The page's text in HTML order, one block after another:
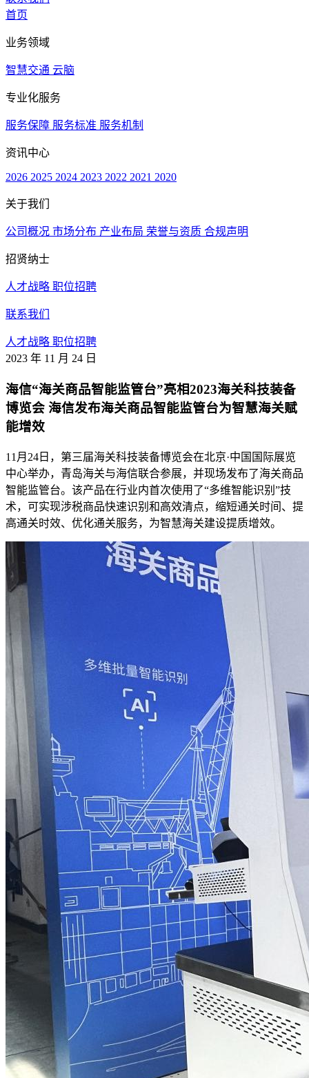
首页
业务领域
智慧交通 云脑
专业化服务
服务保障 服务标准 服务机制
资讯中心
2026 2025 2024 2023 2022 2021 2020
关于我们
公司概况 市场分布 产业布局 荣誉与资质 合规声明
招贤纳士
人才战略 职位招聘
联系我们
人才战略 职位招聘
2023 年 11 月 24 日
海信“海关商品智能监管台”亮相2023海关科技装备
博览会 海信发布海关商品智能监管台为智慧海关赋
能增效
11月24日，第三届海关科技装备博览会在北京·中国国际展览
中心举办，青岛海关与海信联合参展，并现场发布了海关商品
智能监管台。该产品在行业内首次使用了“多维智能识别”技
术，可实现涉税商品快速识别和高效清点，缩短通关时间、提
高通关时效、优化通关服务，为智慧海关建设提质增效。